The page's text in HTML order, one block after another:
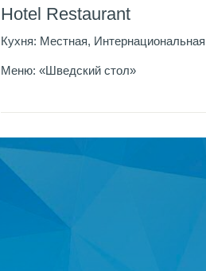
Hotel Restaurant
Кухня: Местная, Интернациональная
Меню: «Шведский стол»